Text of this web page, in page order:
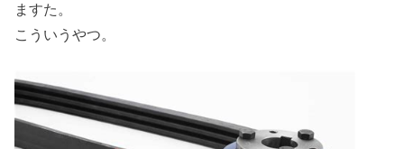
ますた。
こういうやつ。